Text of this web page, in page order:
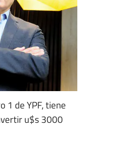
1 de YPF, tiene
u$s 3000